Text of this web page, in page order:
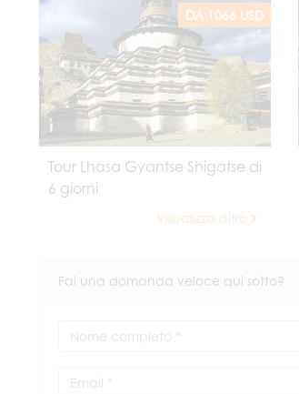
DA 1066 USD
Tour Lhasa Gyantse Shigatse di
6 giorni
Visualizza altro
Fai una domanda veloce qui sotto?